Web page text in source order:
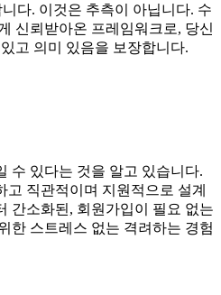
다. 이것은 추측이 아닙니다. 수
신뢰받아온 프레임워크로, 당신
고 의미 있음을 보장합니다.
수 있다는 것을 알고 있습니다.
고 직관적이며 지원적으로 설계
간소화된, 회원가입이 필요 없는
한 스트레스 없는 격려하는 경험